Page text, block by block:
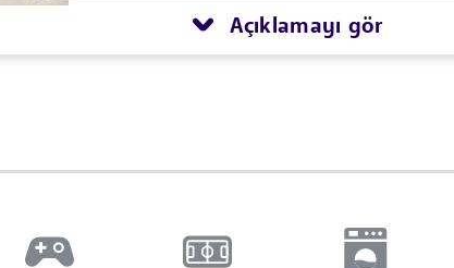
Açıklamayı gör